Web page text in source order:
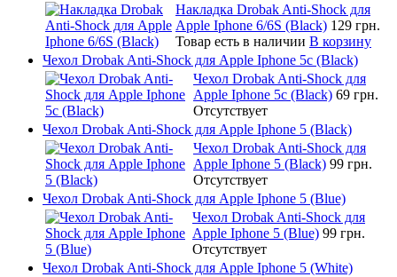
Накладка Drobak Anti-Shock для
Apple Iphone 6/6S (Black) 129 грн.
Товар есть в наличии В корзину
Чехол Drobak Anti-Shock для Apple Iphone 5c (Black)
Чехол Drobak Anti-Shock для
Apple Iphone 5c (Black) 69 грн.
Отсутствует
Чехол Drobak Anti-Shock для Apple Iphone 5 (Black)
Чехол Drobak Anti-Shock для
Apple Iphone 5 (Black) 99 грн.
Отсутствует
Чехол Drobak Anti-Shock для Apple Iphone 5 (Blue)
Чехол Drobak Anti-Shock для
Apple Iphone 5 (Blue) 99 грн.
Отсутствует
Чехол Drobak Anti-Shock для Apple Iphone 5 (White)